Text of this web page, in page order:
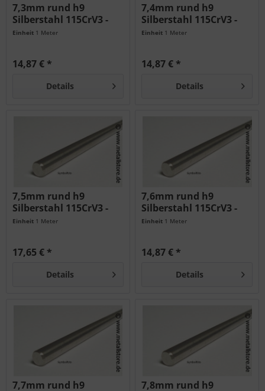
7,3mm rund h9
Silberstahl 115CrV3 -
geschliffen...
Einheit 1 Meter
14,87 € *
Details
7,4mm rund h9
Silberstahl 115CrV3 -
geschliffen...
Einheit 1 Meter
14,87 € *
Details
7,5mm rund h9
Silberstahl 115CrV3 -
geschliffen...
Einheit 1 Meter
17,65 € *
Details
7,6mm rund h9
Silberstahl 115CrV3 -
geschliffen...
Einheit 1 Meter
14,87 € *
Details
7,7mm rund h9
7,8mm rund h9